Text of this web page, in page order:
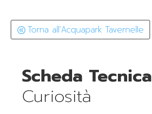
Torna all'Acquapark Tavernelle
Scheda Tecnica
Curiosità